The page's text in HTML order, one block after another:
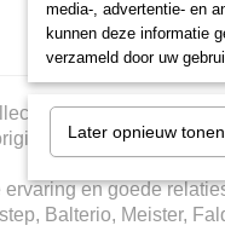
merken en de
Balterio en Meister!
en goede
Balterio, Meister,
media-, advertentie- en
kunnen deze informatie
verzameld door uw
Later opnieuw tonen